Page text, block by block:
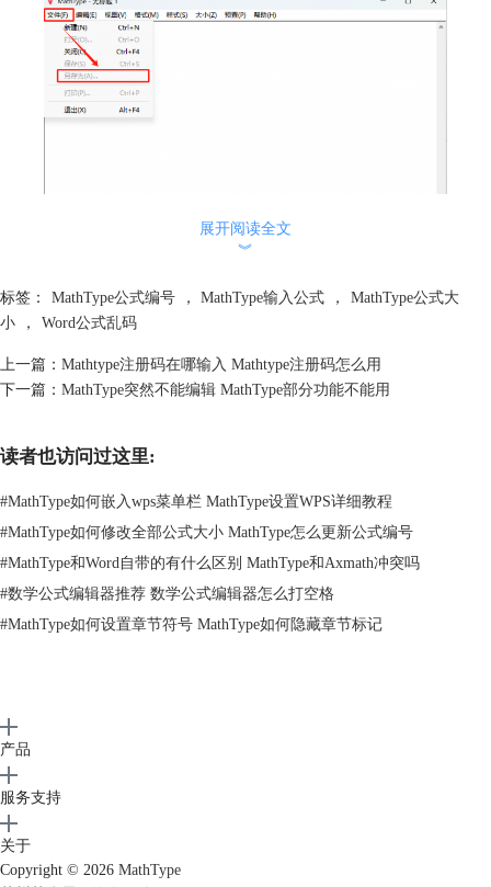
图二：mathtype另存为展示
象】面板。
在打开的文件夹中找到刚刚保存的文件，就可以将刚刚保存的mathtype文
件导入Word。
二、如何把mathtype嵌入word里
展开阅读全文
︾
标签： MathType公式编号 ， MathType输入公式 ，
MathType公式大
小
， Word公式乱码
上一篇： Mathtype注册码在哪输入 Mathtype注册码怎么用
下一篇： MathType突然不能编辑 MathType部分功能不能用
读者也访问过这里:
#MathType如何嵌入wps菜单栏 MathType设置WPS详细教程
#MathType如何修改全部公式大小 MathType怎么更新公式编号
#MathType和Word自带的有什么区别 MathType和Axmath冲突吗
#数学公式编辑器推荐 数学公式编辑器怎么打空格
#MathType如何设置章节符号 MathType如何隐藏章节标记
产品
服务支持
关于
Copyright © 2026 MathType